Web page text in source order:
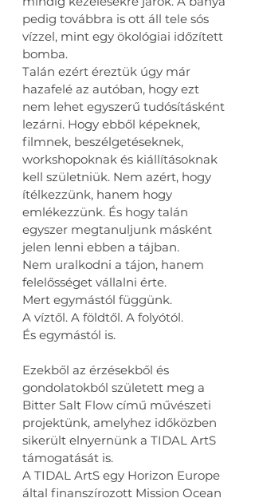
pedig továbbra is ott áll tele sós
vízzel, mint egy ökológiai időzített
bomba.
Talán ezért éreztük úgy már
hazafelé az autóban, hogy ezt
nem lehet egyszerű tudósításként
lezárni. Hogy ebből képeknek,
filmnek, beszélgetéseknek,
workshopoknak és kiállításoknak
kell születniük. Nem azért, hogy
ítélkezzünk, hanem hogy
emlékezzünk. És hogy talán
egyszer megtanuljunk másként
jelen lenni ebben a tájban.
Nem uralkodni a tájon, hanem
felelősséget vállalni érte.
Mert egymástól függünk.
A víztől. A földtől. A folyótól.
És egymástól is.
Ezekből az érzésekből és
gondolatokból született meg a
Bitter Salt Flow című művészeti
projektünk, amelyhez időközben
sikerült elnyernünk a TIDAL ArtS
támogatását is.
A TIDAL ArtS egy Horizon Europe
által finanszírozott Mission Ocean